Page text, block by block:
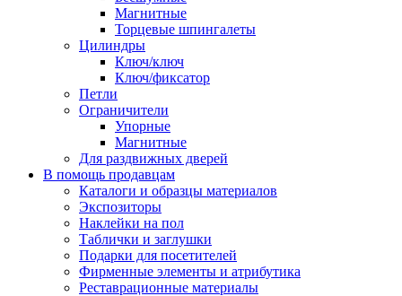
Магнитные
Торцевые шпингалеты
Цилиндры
Ключ/ключ
Ключ/фиксатор
Петли
Ограничители
Упорные
Магнитные
Для раздвижных дверей
В помощь продавцам
Каталоги и образцы материалов
Экспозиторы
Наклейки на пол
Таблички и заглушки
Подарки для посетителей
Фирменные элементы и атрибутика
Реставрационные материалы